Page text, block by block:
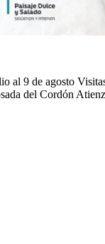
al 9 de agosto
del Cordón